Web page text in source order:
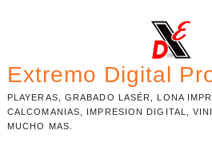
Extremo Digital
PLAYERAS, GRABADO LASÉR, LONA
CALCOMANIAS, IMPRESION DIGITAL,
MUCHO MAS.